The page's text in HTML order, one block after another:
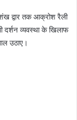
द्वार तक आक्रोश रैली
दर्शन व्यवस्था के खिलाफ
उठाए।